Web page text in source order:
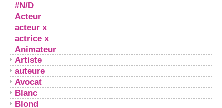
#N/D
Acteur
acteur x
actrice x
Animateur
Artiste
auteure
Avocat
Blanc
Blond